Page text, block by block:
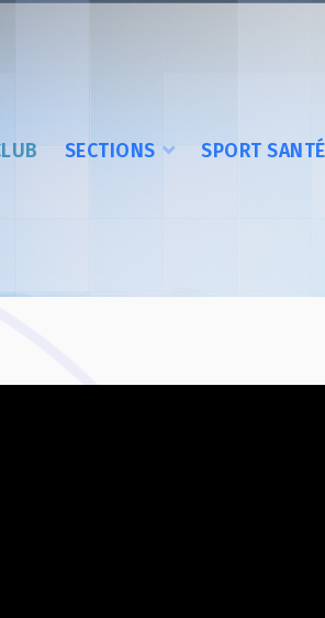
SECTIONS SPORT SANTÉ